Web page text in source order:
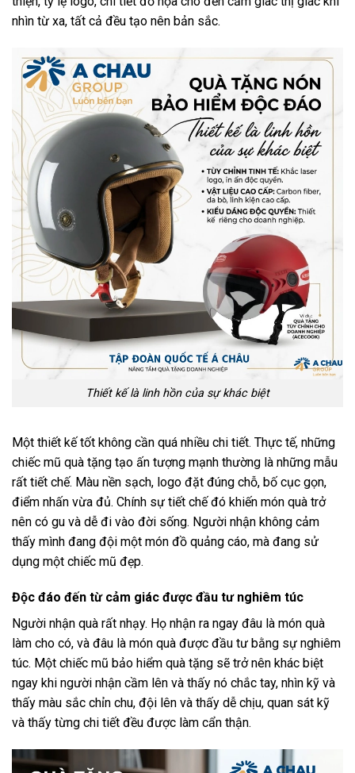
nhìn từ xa, tất cả đều tạo nên bản sắc.
Thiết kế là linh hồn của sự khác biệt
Một thiết kế tốt không cần quá nhiều chi tiết. Thực tế, những
chiếc mũ quà tặng tạo ấn tượng mạnh thường là những mẫu
rất tiết chế. Màu nền sạch, logo đặt đúng chỗ, bố cục gọn,
điểm nhấn vừa đủ. Chính sự tiết chế đó khiến món quà trở
nên có gu và dễ đi vào đời sống. Người nhận không cảm
thấy mình đang đội một món đồ quảng cáo, mà đang sử
dụng một chiếc mũ đẹp.
Độc đáo đến từ cảm giác được đầu tư nghiêm túc
Người nhận quà rất nhạy. Họ nhận ra ngay đâu là món quà
làm cho có, và đâu là món quà được đầu tư bằng sự nghiêm
túc. Một chiếc mũ bảo hiểm quà tặng sẽ trở nên khác biệt
ngay khi người nhận cầm lên và thấy nó chắc tay, nhìn kỹ và
thấy màu sắc chỉn chu, đội lên và thấy dễ chịu, quan sát kỹ
và thấy từng chi tiết đều được làm cẩn thận.